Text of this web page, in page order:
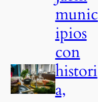
munic
ipios
con
histori
a,